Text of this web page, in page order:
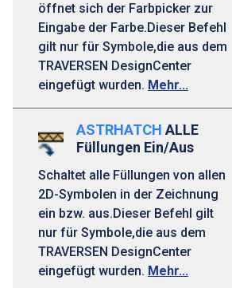
öffnet sich der Farbpicker zur
Eingabe der Farbe.Dieser Befehl
gilt nur für Symbole,die aus dem
TRAVERSEN DesignCenter
eingefügt wurden. Mehr...
ASTRHATCH ALLE
Füllungen Ein/Aus
Schaltet alle Füllungen von allen
2D-Symbolen in der Zeichnung
ein bzw. aus.Dieser Befehl gilt
nur für Symbole,die aus dem
TRAVERSEN DesignCenter
eingefügt wurden. Mehr...